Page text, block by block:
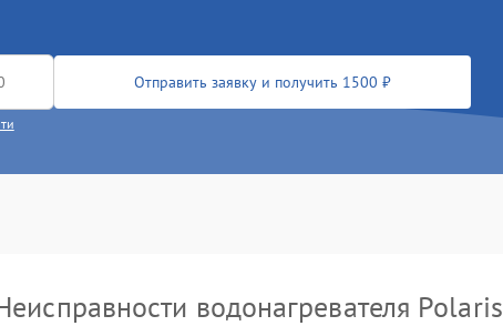
Отправить заявку и получить 1500 ₽
водонагревателя Polaris